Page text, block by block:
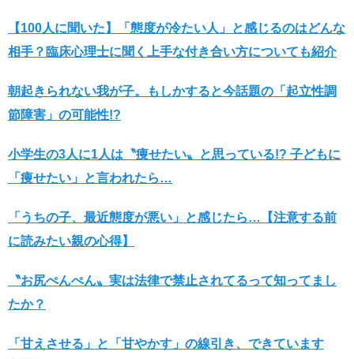
【100人に聞いた】「態度が冷たい人」と感じるのはどんな
相手？臨床心理士に聞く上手な付き合い方についても紹介
朝起きられない我が子。もしかすると今話題の「起立性調
節障害」の可能性!?
小学生の3人に1人は〝痩せたい〟と思っている!? 子どもに
「痩せたい」と言われたら…
「うちの子、最近態度が悪い」と感じたら…【注意する前
に読みたい親の心得】
〝お尻ぺんぺん〟実は法律で禁止されてるって知ってまし
たか？
「甘えさせる」と「甘やかす」の線引き、できています